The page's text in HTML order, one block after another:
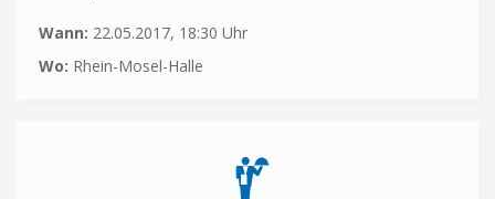
Wann: 22.05.2017, 18:30 Uhr
Wo: Rhein-Mosel-Halle